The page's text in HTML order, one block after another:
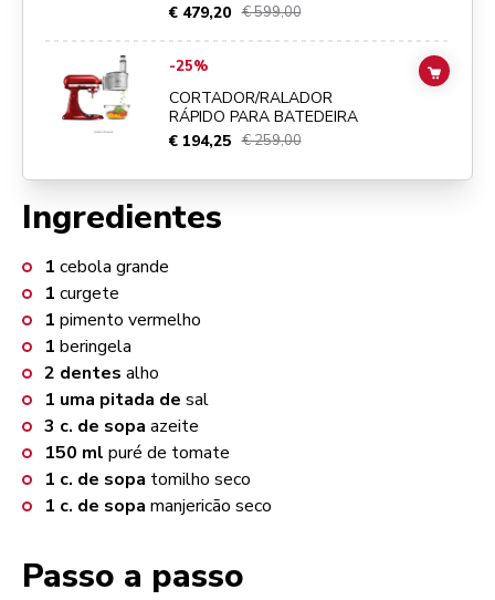
Ingredientes
1 cebola grande
1 curgete
1 pimento vermelho
1 beringela
2 dentes alho
1 uma pitada de sal
3 c. de sopa azeite
150 ml puré de tomate
1 c. de sopa tomilho seco
1 c. de sopa manjericão seco
Passo a passo
€ 479,20 € 599,00
CORTADOR/RALADOR RÁPIDO PARA BATEDEIRAdetails
-25%
CORTADOR/RALADOR
RÁPIDO PARA BATEDEIRA
€ 194,25 € 259,00
ADD